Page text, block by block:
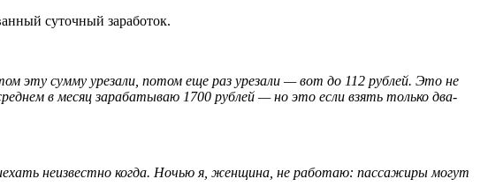
суточный заработок.
эту сумму урезали, потом еще раз урезали — вот до 112 рублей. Это не
в месяц зарабатываю 1700 рублей — но это если взять только два-
неизвестно когда. Ночью я, женщина, не работаю: пассажиры могут